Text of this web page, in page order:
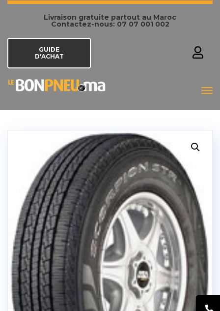
Livraison gratuite partout au Maroc
Contactez-nous: 07 07 001 002
GUIDE
D'ACHAT